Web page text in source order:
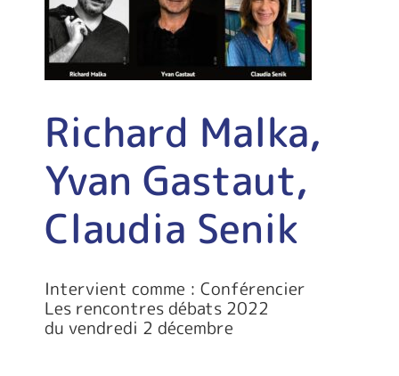
Richard Malka,
Yvan Gastaut,
Claudia Senik
Intervient comme : Conférencier
Les rencontres débats 2022
du vendredi 2 décembre